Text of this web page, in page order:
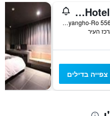
Jinju Hotel The V
9 Jinyangho-Ro 556Beon-Gil, ג'ינג'ו, דרום קוריאה
צפייה בדילים